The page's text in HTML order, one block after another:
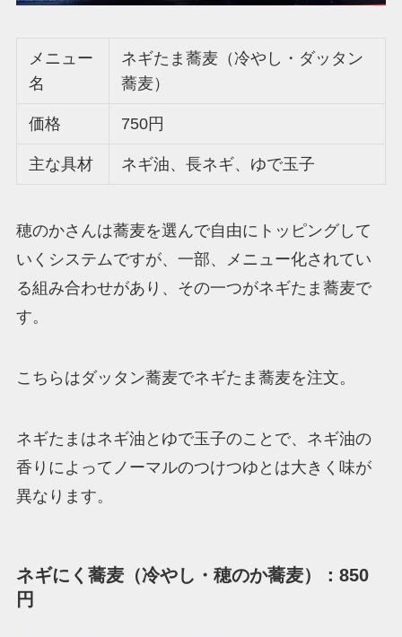
メニュー
名
ネギたま蕎麦（冷やし・ダッタン
蕎麦）
価格 750円
主な具材 ネギ油、長ネギ、ゆで玉子
穂のかさんは蕎麦を選んで自由にトッピングして
いくシステムですが、一部、メニュー化されてい
る組み合わせがあり、その一つがネギたま蕎麦で
す。
こちらはダッタン蕎麦でネギたま蕎麦を注文。
ネギたまはネギ油とゆで玉子のことで、ネギ油の
香りによってノーマルのつけつゆとは大きく味が
異なります。
ネギにく蕎麦（冷やし・穂のか蕎麦）：850
円